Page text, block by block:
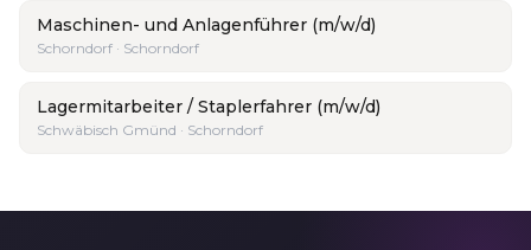
Maschinen- und Anlagenführer (m/w/d)
Schorndorf · Schorndorf
Lagermitarbeiter / Staplerfahrer (m/w/d)
Schwäbisch Gmünd · Schorndorf